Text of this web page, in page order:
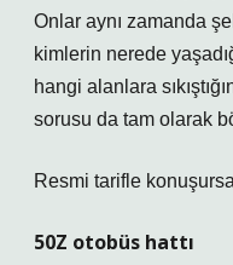
Onlar aynı zamanda
kimlerin nerede
hangi alanlara
sorusu da tam olarak
Resmi tarifle
50Z otobüs hattı